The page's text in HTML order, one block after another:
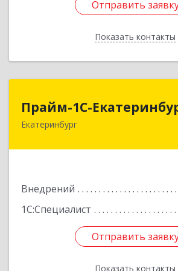
Отправить
Показать контакты
Отправить
Назад
Прайм-1С-
Екатеринбург
Внедрений
1С:Специалист
Отправить
Показать контакты
Прайм-1С-
620142, Свердловская обл,
Отправить
Назад